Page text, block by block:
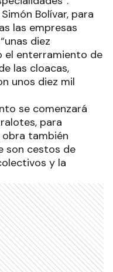
Bolívar, para
las empresas
diez
el enterramiento de
las cloacas,
unos diez mil
se comenzará
para
también
son cestos de
y la